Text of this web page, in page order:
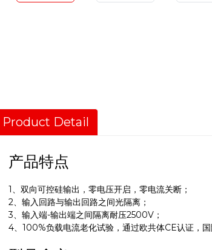
Product Detail
产品特点
1、双向可控硅输出，零电压开启，零电流关断；
2、输入回路与输出回路之间光隔离；
3、输入端-输出端之间隔离耐压2500V；
4、100%负载电流老化试验，通过欧共体CE认证，